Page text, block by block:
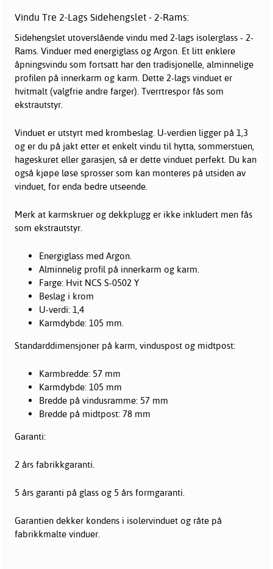
Vindu Tre 2-Lags Sidehengslet - 2-Rams:
Sidehengslet utoverslående vindu med 2-lags isolerglass - 2-
Rams. Vinduer med energiglass og Argon. Et litt enklere
åpningsvindu som fortsatt har den tradisjonelle, alminnelige
profilen på innerkarm og karm. Dette 2-lags vinduet er
hvitmalt (valgfrie andre farger). Tverrtrespor fås som
ekstrautstyr.
Vinduet er utstyrt med krombeslag. U-verdien ligger på 1,3
og er du på jakt etter et enkelt vindu til hytta, sommerstuen,
hageskuret eller garasjen, så er dette vinduet perfekt. Du kan
også kjøpe løse sprosser som kan monteres på utsiden av
vinduet, for enda bedre utseende.
Merk at karmskruer og dekkplugg er ikke inkludert men fås
som ekstrautstyr.
Energiglass med Argon.
Alminnelig profil på innerkarm og karm.
Farge: Hvit NCS S-0502 Y
Beslag i krom
U-verdi: 1,4
Karmdybde: 105 mm.
Standarddimensjoner på karm, vinduspost og midtpost:
Karmbredde: 57 mm
Karmdybde: 105 mm
Bredde på vindusramme: 57 mm
Bredde på midtpost: 78 mm
Garanti:
2 års fabrikkgaranti.
5 års garanti på glass og 5 års formgaranti.
Garantien dekker kondens i isolervinduet og råte på
fabrikkmalte vinduer